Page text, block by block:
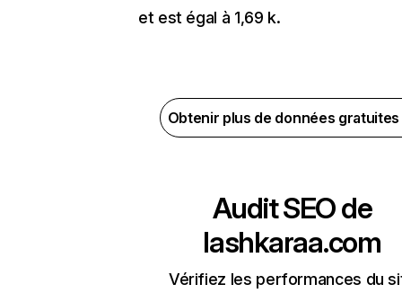
et est égal à 1,69 k.
Obtenir plus de données
Audit SEO de
lashkaraa.com
Vérifiez les performances du